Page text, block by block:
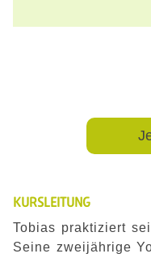
KURSLEITUNG
Tobias praktiziert
Seine zweijährige